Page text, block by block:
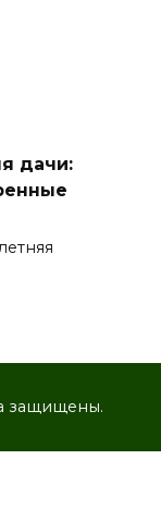
дачи:
защищены.